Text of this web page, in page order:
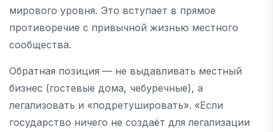
мирового уровня. Это вступает в прямое
противоречие с привычной жизнью местного
сообщества.
Обратная позиция — не выдавливать местный
бизнес (гостевые дома, чебуречные), а
легализовать и «подретушировать». «Если
государство ничего не создаёт для легализации